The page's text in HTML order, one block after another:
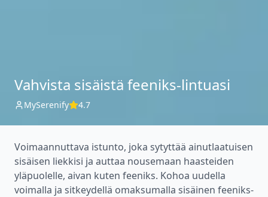
Vahvista sisäistä feeniks-lintuasi
MySerenify 4.7
Voimaannuttava istunto, joka sytyttää ainutlaatuisen
sisäisen liekkisi ja auttaa nousemaan haasteiden
yläpuolelle, aivan kuten feeniks. Kohoa uudella
voimalla ja sitkeydellä omaksumalla sisäinen feeniks-